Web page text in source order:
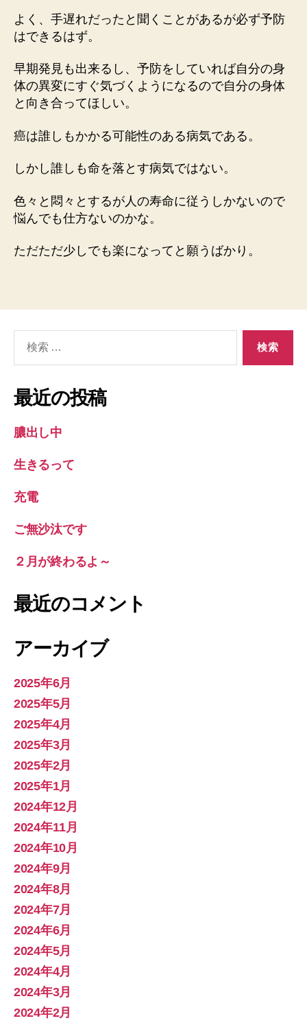
よく、手遅れだったと聞くことがあるが必ず予防
はできるはず。
早期発見も出来るし、予防をしていれば自分の身
体の異変にすぐ気づくようになるので自分の身体
と向き合ってほしい。
癌は誰しもかかる可能性のある病気である。
しかし誰しも命を落とす病気ではない。
色々と悶々とするが人の寿命に従うしかないので
悩んでも仕方ないのかな。
ただただ少しでも楽になってと願うばかり。
象:
最近の投稿
膿出し中
生きるって
充電
ご無沙汰です
２月が終わるよ～
最近のコメント
アーカイブ
2025年6月
2025年5月
2025年4月
2025年3月
2025年2月
2025年1月
2024年12月
2024年11月
2024年10月
2024年9月
2024年8月
2024年7月
2024年6月
2024年5月
2024年4月
2024年3月
2024年2月